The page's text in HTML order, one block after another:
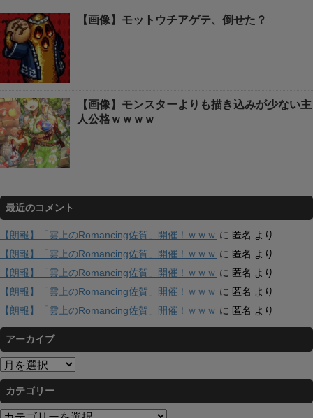
【画像】モットウチアゲテ、倒せた？
【画像】モンスターよりも描き込みが少ない主
人公格ｗｗｗｗ
最近のコメント
【朗報】「雲上のRomancing佐賀」開催！ｗｗｗ に 匿名 より
【朗報】「雲上のRomancing佐賀」開催！ｗｗｗ に 匿名 より
【朗報】「雲上のRomancing佐賀」開催！ｗｗｗ に 匿名 より
【朗報】「雲上のRomancing佐賀」開催！ｗｗｗ に 匿名 より
【朗報】「雲上のRomancing佐賀」開催！ｗｗｗ に 匿名 より
アーカイブ
ア
ー
カ
イ
カテゴリー
カ